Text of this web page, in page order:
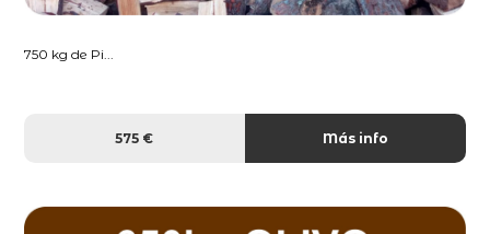
750 kg de Pi...
575 € Más info